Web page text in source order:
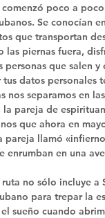
poco a
Se conocían
que transportan
las piernas fuera,
que salen
datos
nos separamos en
pareja de
que ahora en
pareja llamó
enrumban en una
no sólo incluye
para trepar la
sueño cuando